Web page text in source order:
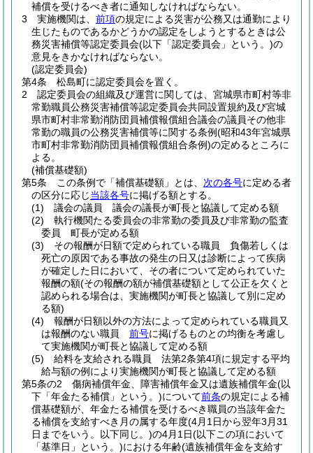
補償を受けるべき者に通知しなければならない。
3
実施機関は、 前項の規定による災害が公務又は通勤により
生じたものであるかどうかの認定をしようとするときは公
務災害補償等認定委員会(以下「認定委員会」という。)の
意見をきかなければならない。
(認定委員会)
第4条
松島町に認定委員会を置く。
2
認定委員会の組織及び運営に関しては、宮城県市町村等非
常勤職員公務災害補償等認定委員会共同設置規約及び宮城
県市町村非常勤消防団員補償報償組合議会の議員その他非
常勤の職員の公務災害補償等に関する条例(昭和43年宮城県
市町村非常勤消防団員補償報償組合条例)の定めるところに
よる。
(補償基礎額)
第5条
この条例で「補償基礎額」とは、 次の各号に定める者
の区分に応じ当該各号に掲げる額とする。
(1)
議会の議員 議会の議長が町長と協議して定める額
(2)
執行機関たる委員会の非常勤の委員及び非常勤の監査
委員 町長が定める額
(3)
その報酬が日額で定められている職員 負傷若しくは
死亡の原因である事故の発生の日又は診断によって疾病
が確定した日において、その者について定められていた
報酬の額(その報酬の額が補償基礎額として公正を欠くと
認められる場合は、実施機関が町長と協議して別に定め
る額)
(4)
報酬が日額以外の方法によって定められている職員又
は報酬のない職員 前号に掲げるものとの均衡を考慮し
て実施機関が町長と協議して定める額
(5)
給料を支給される職員 法第2条第4項に規定する平均
給与額の例により実施機関が町長と協議して定める額
第5条の2
傷病補償年金、障害補償年金又は遺族補償年金(以
下「年金たる補償」という。)について前条の規定による補
償基礎額が、年金たる補償を受けるべき職員の当該年金た
る補償を支給すべき月の属する年度(4月1日から翌年3月31
日までをいう。以下同じ。)の4月1日(以下この項において
「基準日」という。)における年齢(遺族補償年金を支給す